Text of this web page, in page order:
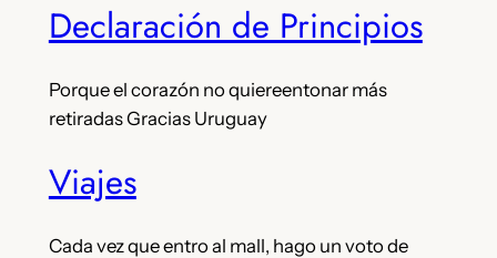
Declaración de Principios
Porque el corazón no quiereentonar más
retiradas Gracias Uruguay
Viajes
Cada vez que entro al mall, hago un voto de